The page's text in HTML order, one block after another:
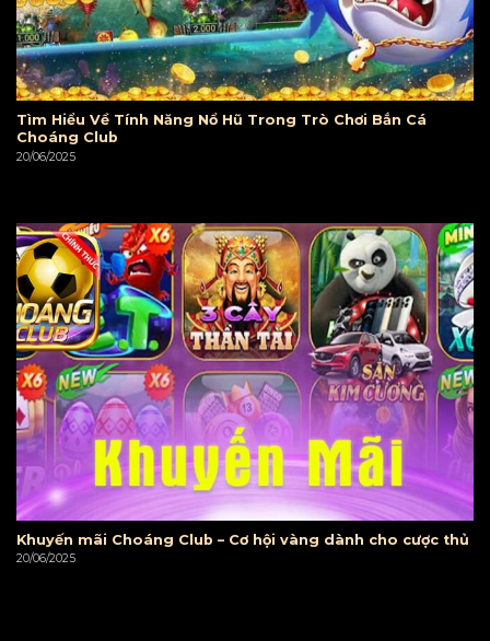
Tìm Hiểu Về Tính Năng Nổ Hũ Trong Trò Chơi Bắn Cá
Choáng Club
20/06/2025
Khuyến mãi Choáng Club – Cơ hội vàng dành cho cược thủ
20/06/2025